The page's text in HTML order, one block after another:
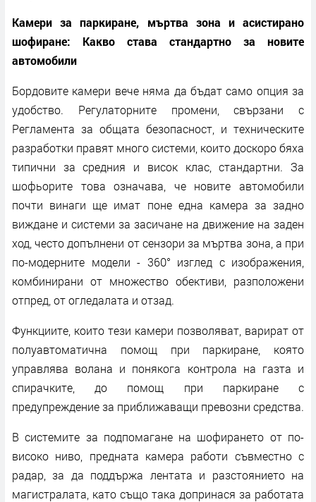
Камери за паркиране, мъртва зона и асистирано
шофиране: Какво става стандартно за новите
автомобили
Бордовите камери вече няма да бъдат само опция за
удобство. Регулаторните промени, свързани с
Регламента за общата безопасност, и техническите
разработки правят много системи, които доскоро бяха
типични за средния и висок клас, стандартни. За
шофьорите това означава, че новите автомобили
почти винаги ще имат поне една камера за задно
виждане и системи за засичане на движение на заден
ход, често допълнени от сензори за мъртва зона, а при
по-модерните модели - 360° изглед с изображения,
комбинирани от множество обективи, разположени
отпред, от огледалата и отзад.
Функциите, които тези камери позволяват, варират от
полуавтоматична помощ при паркиране, която
управлява волана и понякога контрола на газта и
спирачките, до помощ при паркиране с
предупреждение за приближаващи превозни средства.
В системите за подпомагане на шофирането от по-
високо ниво, предната камера работи съвместно с
радар, за да поддържа лентата и разстоянието на
магистралата, като също така допринася за работата